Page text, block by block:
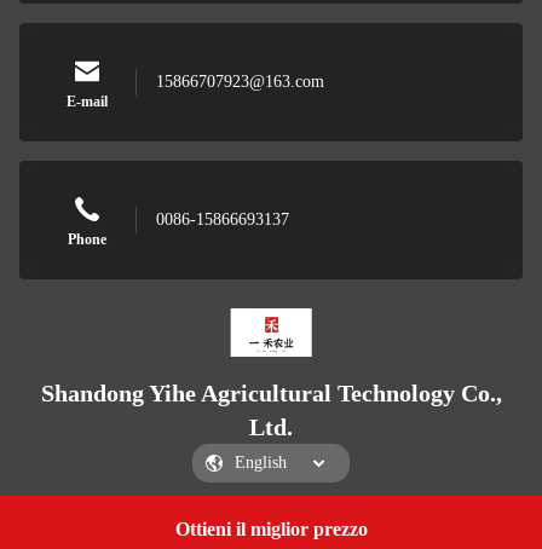
Ottieni il miglior prezzo
E-mail
15866707923@163.com
Phone
0086-15866693137
Shandong Yihe Agricultural Technology Co.,
Ltd.
Shandong Yihe Agricultural Technology Co., Ltd.
Get a Quote